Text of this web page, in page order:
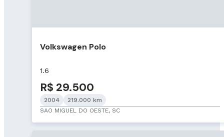
Volkswagen Polo
1.6
R$ 29.500
2004
219.000 km
SAO MIGUEL DO OESTE, SC